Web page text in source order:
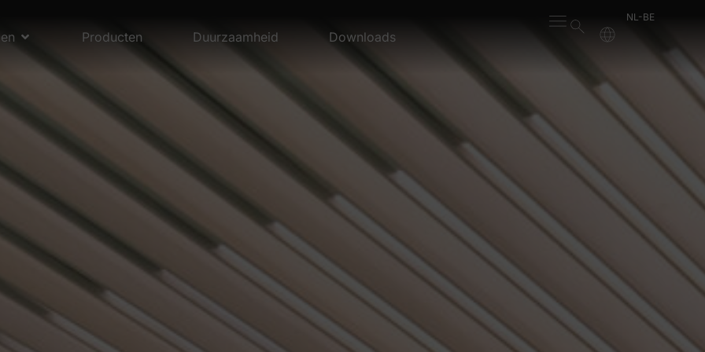
Producten Duurzaamheid Downloads
NL-BE